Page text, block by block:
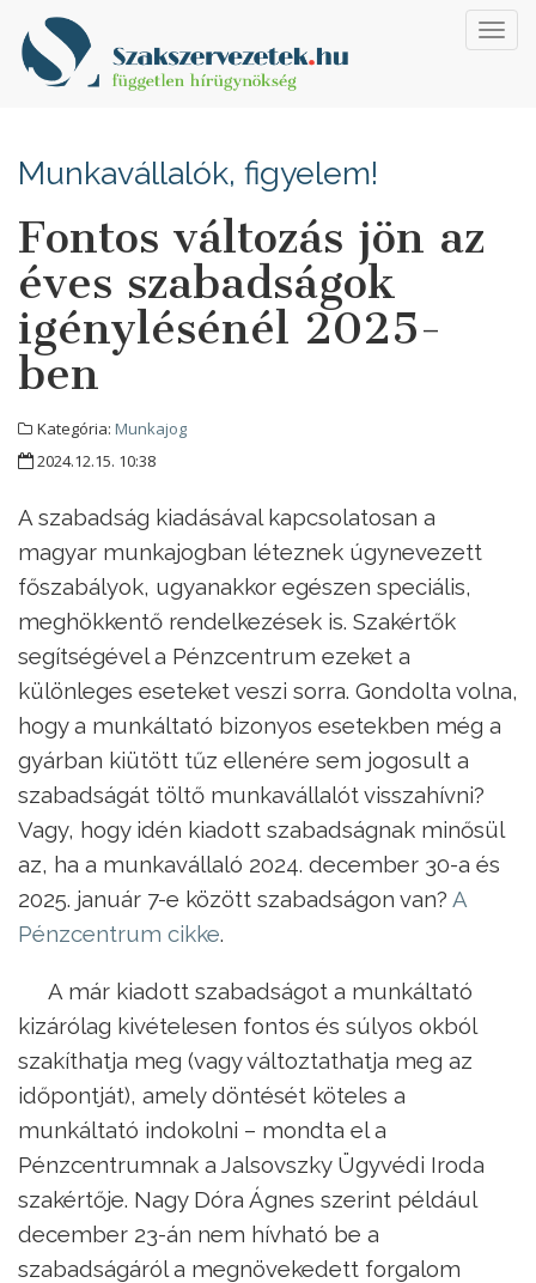
Munkavállalók, figyelem!
Fontos változás jön az
éves szabadságok
igénylésénél 2025-
ben
Kategória: Munkajog
2024.12.15. 10:38
A szabadság kiadásával kapcsolatosan a
magyar munkajogban léteznek úgynevezett
főszabályok, ugyanakkor egészen speciális,
meghökkentő rendelkezések is. Szakértők
segítségével a Pénzcentrum ezeket a
különleges eseteket veszi sorra. Gondolta volna,
hogy a munkáltató bizonyos esetekben még a
gyárban kiütött tűz ellenére sem jogosult a
szabadságát töltő munkavállalót visszahívni?
Vagy, hogy idén kiadott szabadságnak minősül
az, ha a munkavállaló 2024. december 30-a és
2025. január 7-e között szabadságon van? A
Pénzcentrum cikke.
A már kiadott szabadságot a munkáltató
kizárólag kivételesen fontos és súlyos okból
szakíthatja meg (vagy változtathatja meg az
időpontját), amely döntését köteles a
munkáltató indokolni – mondta el a
Pénzcentrumnak a Jalsovszky Ügyvédi Iroda
szakértője. Nagy Dóra Ágnes szerint például
december 23-án nem hívható be a
szabadságáról a megnövekedett forgalom